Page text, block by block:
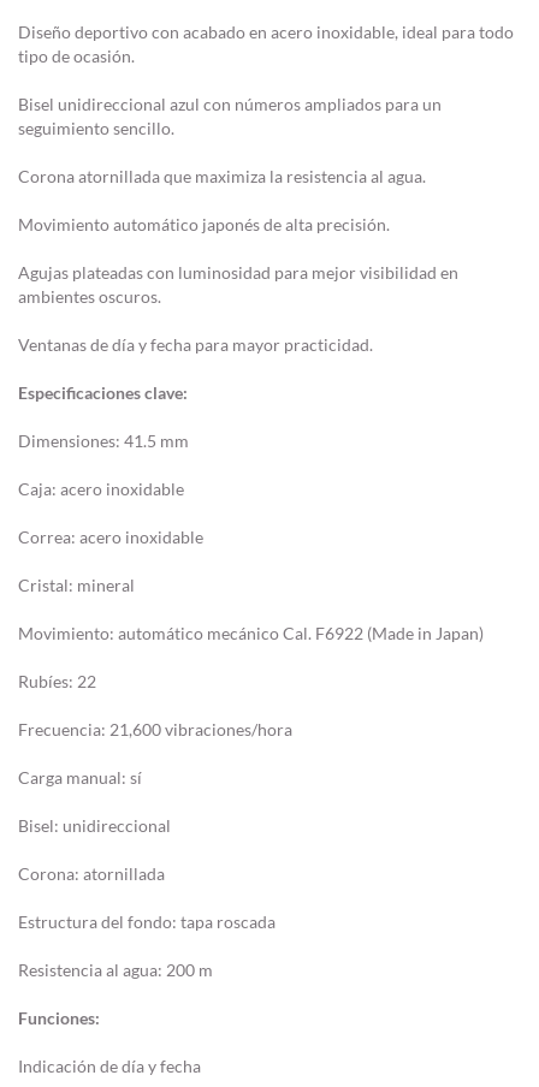
Diseño deportivo con acabado en acero inoxidable, ideal para todo
tipo de ocasión.
Bisel unidireccional azul con números ampliados para un
seguimiento sencillo.
Corona atornillada que maximiza la resistencia al agua.
Movimiento automático japonés de alta precisión.
Agujas plateadas con luminosidad para mejor visibilidad en
ambientes oscuros.
Ventanas de día y fecha para mayor practicidad.
Especificaciones clave:
Dimensiones: 41.5 mm
Caja: acero inoxidable
Correa: acero inoxidable
Cristal: mineral
Movimiento: automático mecánico Cal. F6922 (Made in Japan)
Rubíes: 22
Frecuencia: 21,600 vibraciones/hora
Carga manual: sí
Bisel: unidireccional
Corona: atornillada
Estructura del fondo: tapa roscada
Resistencia al agua: 200 m
Funciones:
Indicación de día y fecha